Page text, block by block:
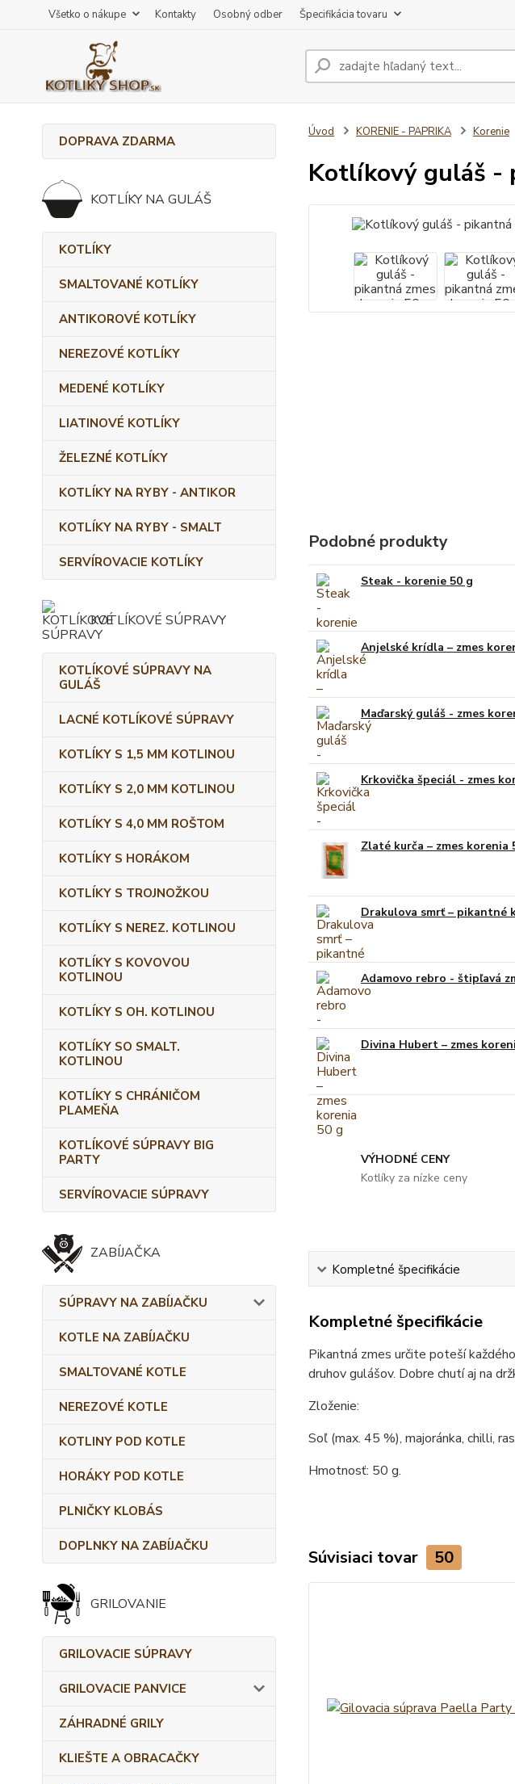
Všetko o nákupe Kontakty Osobný odber Špecifikácia tovaru
DOPRAVA ZDARMA
KOTLÍKY NA GULÁŠ
KOTLÍKY
SMALTOVANÉ KOTLÍKY
ANTIKOROVÉ KOTLÍKY
NEREZOVÉ KOTLÍKY
MEDENÉ KOTLÍKY
LIATINOVÉ KOTLÍKY
ŽELEZNÉ KOTLÍKY
KOTLÍKY NA RYBY - ANTIKOR
KOTLÍKY NA RYBY - SMALT
SERVÍROVACIE KOTLÍKY
KOTLÍKOVÉ SÚPRAVY
KOTLÍKOVÉ SÚPRAVY NA
GULÁŠ
LACNÉ KOTLÍKOVÉ SÚPRAVY
KOTLÍKY S 1,5 MM KOTLINOU
KOTLÍKY S 2,0 MM KOTLINOU
KOTLÍKY S 4,0 MM ROŠTOM
KOTLÍKY S HORÁKOM
KOTLÍKY S TROJNOŽKOU
KOTLÍKY S NEREZ. KOTLINOU
KOTLÍKY S KOVOVOU
KOTLINOU
KOTLÍKY S OH. KOTLINOU
KOTLÍKY SO SMALT.
KOTLINOU
KOTLÍKY S CHRÁNIČOM
PLAMEŇA
KOTLÍKOVÉ SÚPRAVY BIG
PARTY
SERVÍROVACIE SÚPRAVY
ZABÍJAČKA
SÚPRAVY NA ZABÍJAČKU
KOTLE NA ZABÍJAČKU
SMALTOVANÉ KOTLE
NEREZOVÉ KOTLE
KOTLINY POD KOTLE
HORÁKY POD KOTLE
PLNIČKY KLOBÁS
DOPLNKY NA ZABÍJAČKU
GRILOVANIE
GRILOVACIE SÚPRAVY
GRILOVACIE PANVICE
ZÁHRADNÉ GRILY
KLIEŠTE A OBRACAČKY
Úvod KORENIE - PAPRIKA Korenie
Kotlíkový guláš -
Podobné produkty
Steak - korenie 50 g
Anjelské krídla – zmes
Maďarský guláš - zmes
Krkovička špeciál - zmes
Zlaté kurča – zmes korenia
Drakulova smrť – pikantné
Adamovo rebro - štipľavá
Divina Hubert – zmes
VÝHODNÉ CENY
Kotlíky za nízke ceny
Kompletné špecifikácie
Kompletné špecifikácie
Pikantná zmes určite poteší
druhov gulášov. Dobre chutí aj na
Zloženie:
Soľ (max. 45 %), majoránka, chilli,
Hmotnosť: 50 g.
Súvisiaci tovar 50